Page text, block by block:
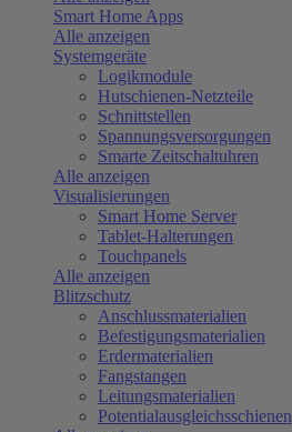
Smart Home Apps
Alle anzeigen
Systemgeräte
Logikmodule
Hutschienen-Netzteile
Schnittstellen
Spannungsversorgungen
Smarte Zeitschaltuhren
Alle anzeigen
Visualisierungen
Smart Home Server
Tablet-Halterungen
Touchpanels
Alle anzeigen
Blitzschutz
Anschlussmaterialien
Befestigungsmaterialien
Erdermaterialien
Fangstangen
Leitungsmaterialien
Potentialausgleichsschienen